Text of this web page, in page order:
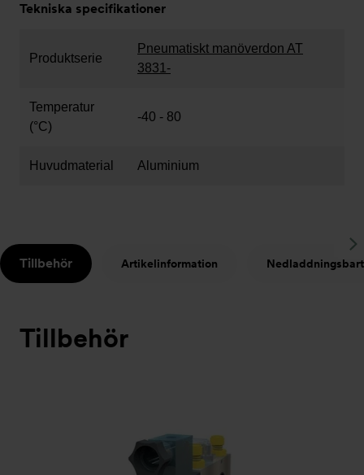
Tekniska specifikationer
Produktserie
Pneumatiskt manöverdon AT
3831-
Temperatur
(°C)
-40 - 80
Huvudmaterial Aluminium
Tillbehör Artikelinformation Nedladdningsbart
Tillbehör